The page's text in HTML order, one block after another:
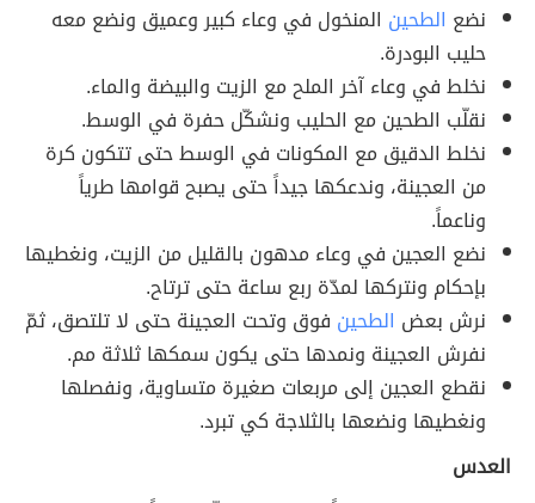
نضع الطحين المنخول في وعاء كبير وعميق ونضع معه
حليب البودرة.
نخلط في وعاء آخر الملح مع الزيت والبيضة والماء.
نقلّب الطحين مع الحليب ونشكّل حفرة في الوسط.
نخلط الدقيق مع المكونات في الوسط حتى تتكون كرة
من العجينة، وندعكها جيداً حتى يصبح قوامها طرياً
وناعماً.
نضع العجين في وعاء مدهون بالقليل من الزيت، ونغطيها
بإحكام ونتركها لمدّة ربع ساعة حتى ترتاح.
نرش بعض الطحين فوق وتحت العجينة حتى لا تلتصق، ثمّ
نفرش العجينة ونمدها حتى يكون سمكها ثلاثة مم.
نقطع العجين إلى مربعات صغيرة متساوية، ونفصلها
ونغطيها ونضعها بالثلاجة كي تبرد.
العدس